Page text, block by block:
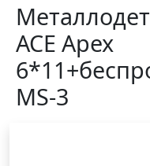
ACE Apex
MS-3